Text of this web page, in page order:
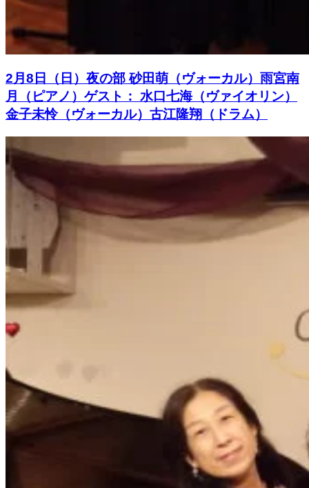
2月8日（日）夜の部 砂田萌（ヴォーカル）雨宮南
月（ピアノ）ゲスト： 水口七海（ヴァイオリン）
金子未怜（ヴォーカル）古江隆翔（ドラム）